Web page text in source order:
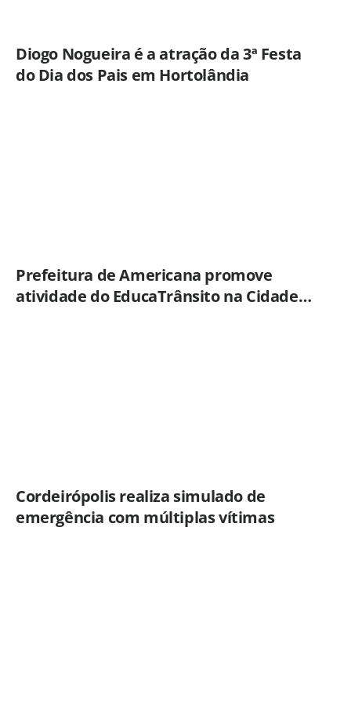
Diogo Nogueira é a atração da 3ª Festa
do Dia dos Pais em Hortolândia
Prefeitura de Americana promove
atividade do EducaTrânsito na Cidade
Cordeirópolis realiza simulado de
emergência com múltiplas vítimas